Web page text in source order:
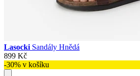
Lasocki Sandály Hnědá
899 Kč
-30% v košíku